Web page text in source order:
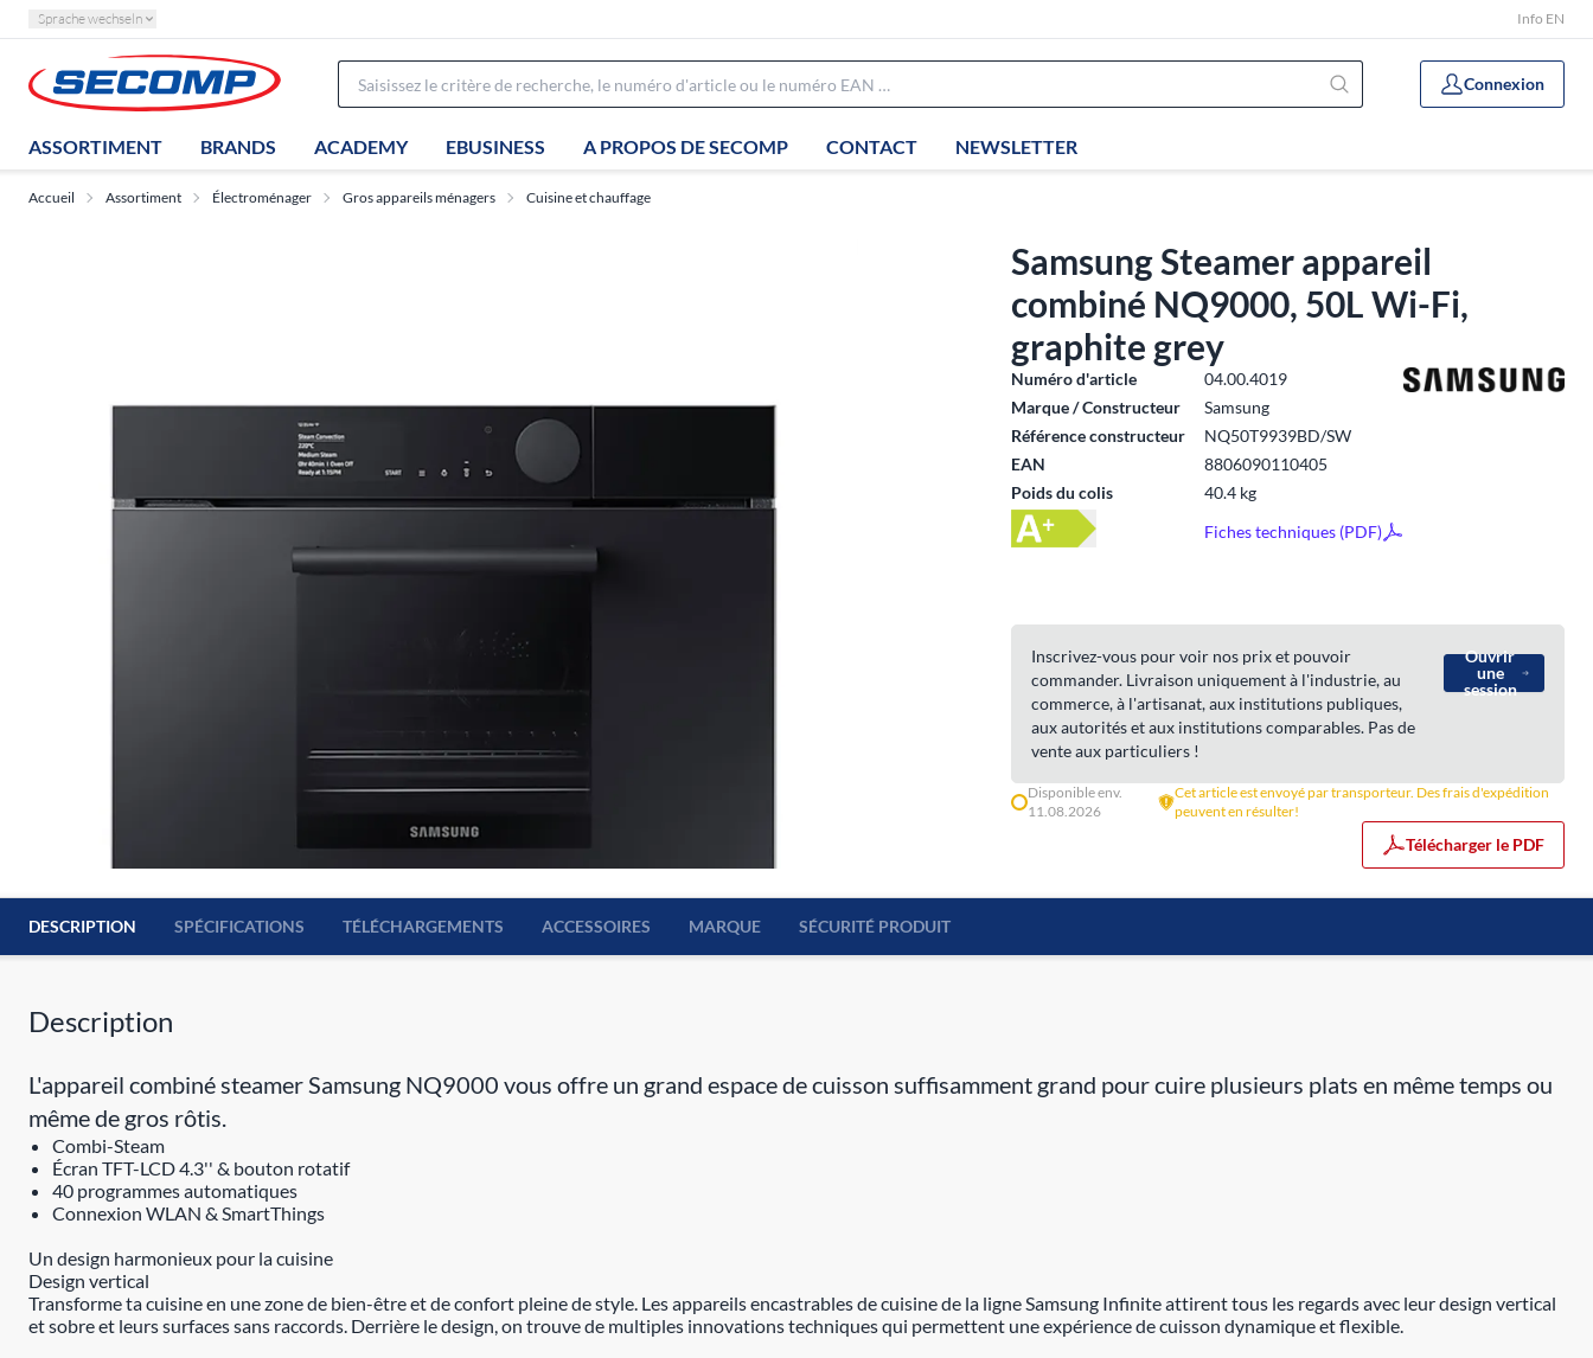
Sprache wechseln Info EN
Connexion
ASSORTIMENT BRANDS ACADEMY EBUSINESS A PROPOS DE SECOMP CONTACT NEWSLETTER
Accueil Assortiment Électroménager Gros appareils ménagers Cuisine et chauffage
Samsung Steamer appareil
combiné NQ9000, 50L Wi-Fi,
graphite grey
Numéro d'article
04.00.4019
Marque / Constructeur
Samsung
Référence constructeur
NQ50T9939BD/SW
EAN
8806090110405
Poids du colis
40.4 kg
Fiches techniques (PDF)
Inscrivez-vous pour voir nos prix et pouvoir
commander. Livraison uniquement à l'industrie, au
commerce, à l'artisanat, aux institutions publiques,
aux autorités et aux institutions comparables. Pas de
vente aux particuliers !
Ouvrir
une
session
Disponible env.
11.08.2026
Cet article est envoyé par transporteur. Des frais d'expédition
peuvent en résulter!
Télécharger le PDF
DESCRIPTION SPÉCIFICATIONS TÉLÉCHARGEMENTS ACCESSOIRES MARQUE SÉCURITÉ PRODUIT
Description
L'appareil combiné steamer Samsung NQ9000 vous offre un grand espace de cuisson suffisamment grand pour cuire plusieurs plats en même temps ou
même de gros rôtis.
Combi-Steam
Écran TFT-LCD 4.3'' & bouton rotatif
40 programmes automatiques
Connexion WLAN & SmartThings
Un design harmonieux pour la cuisine
Design vertical
Transforme ta cuisine en une zone de bien-être et de confort pleine de style. Les appareils encastrables de cuisine de la ligne Samsung Infinite attirent tous les regards avec leur design vertical
et sobre et leurs surfaces sans raccords. Derrière le design, on trouve de multiples innovations techniques qui permettent une expérience de cuisson dynamique et flexible.